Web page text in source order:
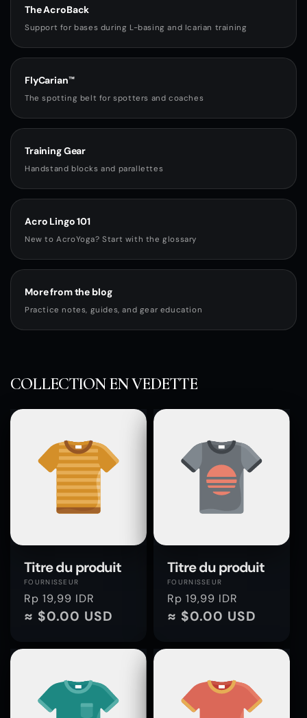
The AcroBack
Support for bases during L-basing and Icarian training
FlyCarian™
The spotting belt for spotters and coaches
Training Gear
Handstand blocks and parallettes
Acro Lingo 101
New to AcroYoga? Start with the glossary
More from the blog
Practice notes, guides, and gear education
COLLECTION EN VEDETTE
Titre du produit
Fournisseur :
FOURNISSEUR
Prix
habituel
Rp 19,99 IDR
≈ $0.00 USD
Titre du produit
Fournisseur :
FOURNISSEUR
Prix
habituel
Rp 19,99 IDR
≈ $0.00 USD